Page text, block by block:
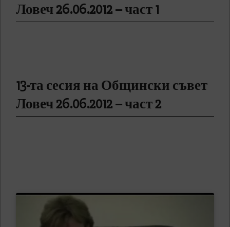
Ловеч 26.06.2012 – част 1
13-та сесия на Общински съвет
Ловеч 26.06.2012 – част 2